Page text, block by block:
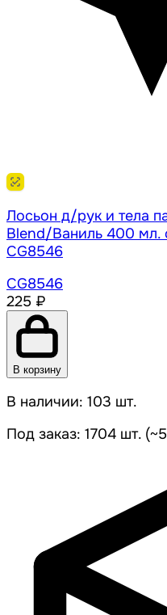
Лосьон д/рук и тела
Blend/Ваниль 400 мл.
CG8546
CG8546
225 ₽
В корзину
В наличии: 103 шт.
Под заказ: 1704 шт.